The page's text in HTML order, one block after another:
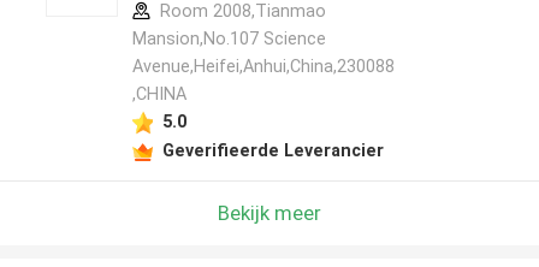
Room 2008,Tianmao
Mansion,No.107 Science
Avenue,Heifei,Anhui,China,230088
,CHINA
5.0
Geverifieerde Leverancier
Bekijk meer